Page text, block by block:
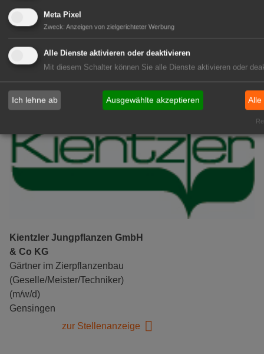
05:05
EEG 2027: Erfolgreiche
Energiewende braucht Kurskorrektur
05:01
Obst- und Gemüsemarkt:
Preisbericht KW 31/2026
GABOT Top-Jobs
Kientzler Jungpflanzen GmbH
& Co KG
Gärtner im Zierpflanzenbau
(Geselle/Meister/Techniker)
(m/w/d)
Gensingen
zur Stellenanzeige
Meta Pixel
Zweck: Anzeigen von zielgerichteter Werbung
Alle Dienste aktivieren oder deaktivieren
Mit diesem Schalter können Sie alle Dienste aktivieren oder
Ich lehne ab Ausgewählte akzeptieren Alle